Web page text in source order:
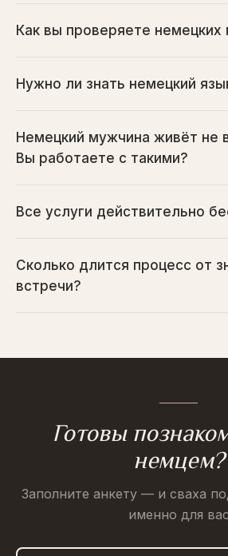
Как вы проверяете немецких
Нужно ли знать немецкий
Немецкий мужчина живёт не
Вы работаете с такими?
Все услуги действительно
Сколько длится процесс от
встречи?
Готовы
немцем?
Заполните анкету — и сваха
именно для вас